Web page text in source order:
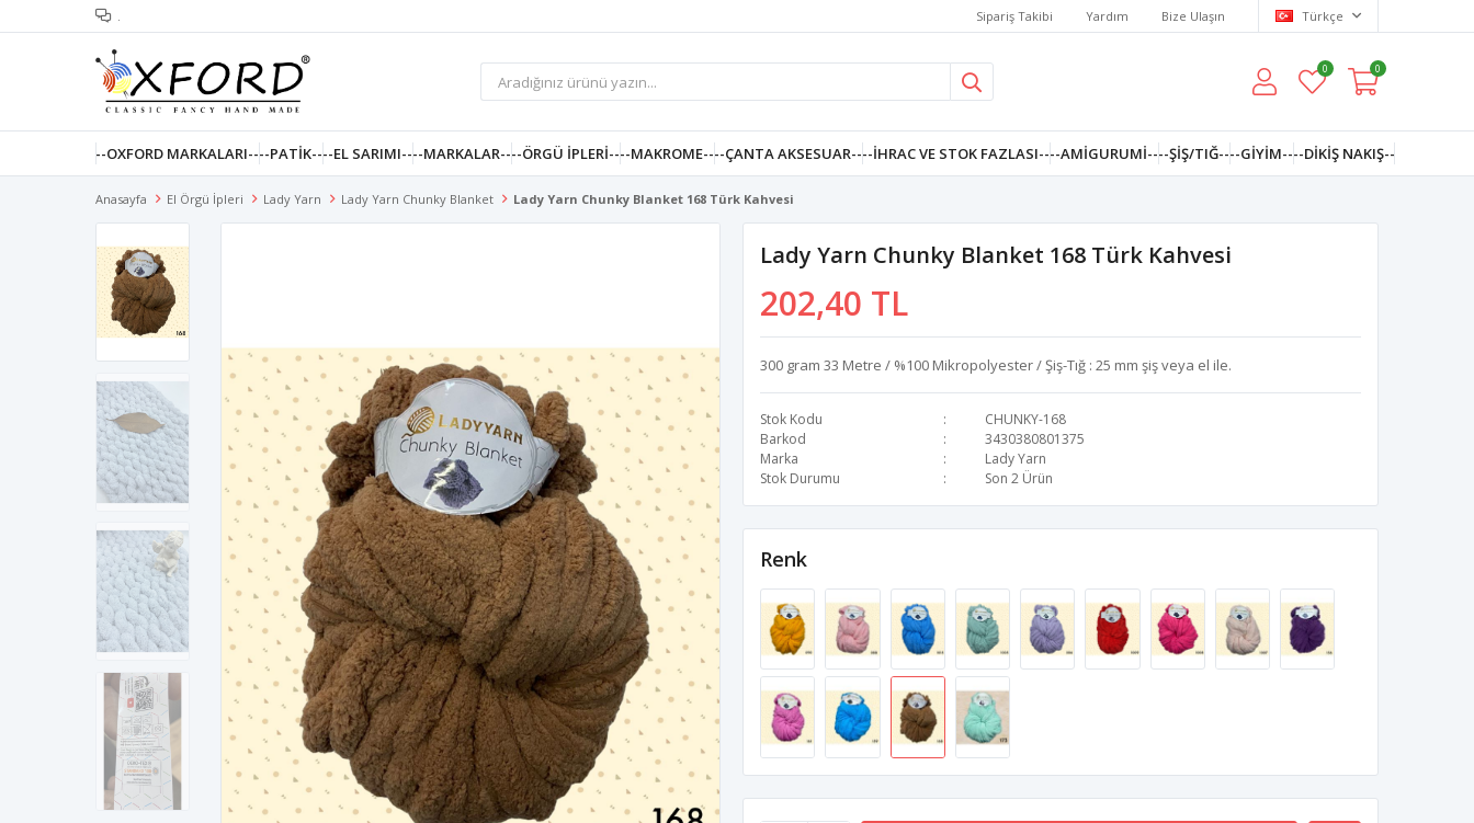
. Sipariş Takibi Yardım Bize Ulaşın Türkçe
0 0
--OXFORD MARKALARI----PATIK----EL SARIMI----MARKALAR----ÖRGÜ İPLERI----MAKROME----ÇANTA AKSESUAR----İHRAC VE STOK FAZLASI----AMIGURUMI----ŞİŞ/TIĞ----GIYIM----DIKIŞ NAKIŞ--
Anasayfa El Örgü İpleri Lady Yarn Lady Yarn Chunky Blanket Lady Yarn Chunky Blanket 168 Türk Kahvesi
Lady Yarn Chunky Blanket 168 Türk Kahvesi
202,40 TL
300 gram 33 Metre / %100 Mikropolyester / Şiş-Tığ : 25 mm şiş veya el ile.
Stok Kodu
CHUNKY-168
Barkod
3430380801375
Marka
Lady Yarn
Stok Durumu
Son 2 Ürün
Renk